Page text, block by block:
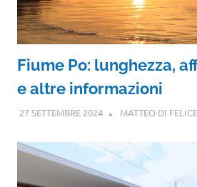
Fiume Po: lunghezza,
e altre informazioni
27 SETTEMBRE 2024 MATTEO DI FELICE